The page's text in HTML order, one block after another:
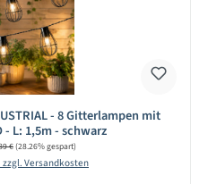
- 8 Gitterlampen mit
L: 1,5m - schwarz
Preis:
€(28.26% gespart)
zzgl. Versandkosten